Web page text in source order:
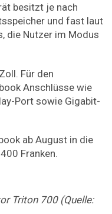
besitzt je nach
und fast laut
die Nutzer im Modus
Für den
Anschlüsse wie
Port sowie Gigabit-
ab August in die
Franken.
Triton 700 (Quelle: